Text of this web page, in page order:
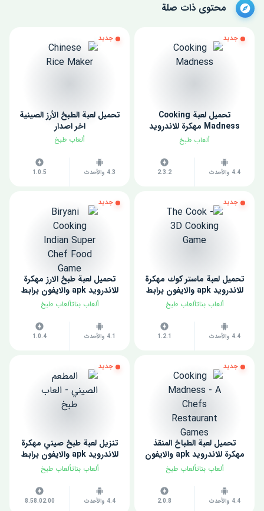
محتوى ذات صلة
جديد
تحميل لعبة Cooking
Madness مهكرة للاندرويد
2023
ألعاب طبخ
4.4 والأحدث 2.3.2
جديد
تحميل لعبة الطبخ الأرز الصينية
اخر اصدار
ألعاب طبخ
4.3 والأحدث 1.0.5
جديد
تحميل لعبة ماستر كوك مهكرة
للاندرويد apk والايفون برابط
مباشر مجانا 2022
ألعاب بناتألعاب طبخ
4.4 والأحدث 1.2.1
جديد
تحميل لعبة طبخ الارز مهكرة
للاندرويد apk والايفون برابط
مباشر مجانا 2022
ألعاب بناتألعاب طبخ
4.1 والأحدث 1.0.4
جديد
تحميل لعبة الطباخ المنقذ
مهكرة للاندرويد apk والايفون
برابط مباشر مجانا 2022
ألعاب بناتألعاب طبخ
4.4 والأحدث 2.0.8
جديد
تنزيل لعبة طبخ صيني مهكرة
للاندرويد apk والايفون برابط
مباشر مجانا 2022
ألعاب بناتألعاب طبخ
4.4 والأحدث 8.58.02.00